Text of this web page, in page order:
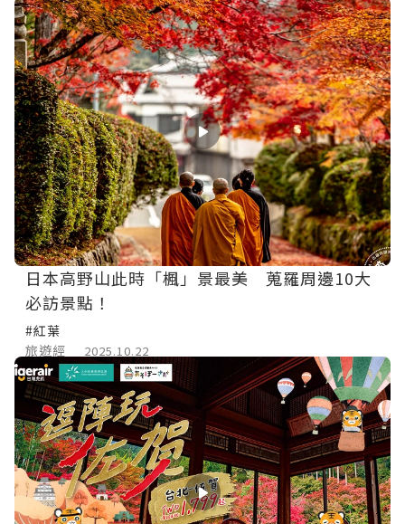
日本高野山此時「楓」景最美 蒐羅周邊10大
必訪景點！
#紅葉
旅遊經
2025.10.22